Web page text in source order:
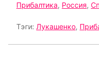
Прибалтика, Россия,
Тэги: Лукашенко,